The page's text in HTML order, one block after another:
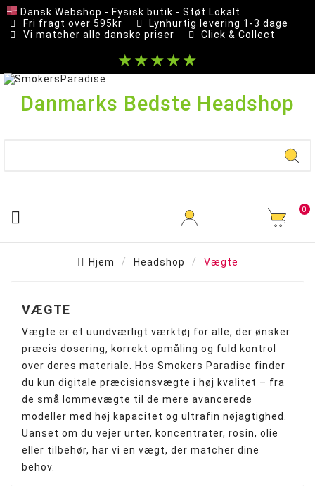
Dansk Webshop - Fysisk butik - Støt Lokalt
Fri fragt over 595kr
Lynhurtig levering 1-3 dage
Vi matcher alle danske priser
Click & Collect
★★★★★
Danmarks Bedste Headshop
 0
Hjem Headshop Vægte
VÆGTE
Vægte er et uundværligt værktøj for alle, der ønsker
præcis dosering, korrekt opmåling og fuld kontrol
over deres materiale. Hos Smokers Paradise finder
du kun digitale præcisionsvægte i høj kvalitet – fra
de små lommevægte til de mere avancerede
modeller med høj kapacitet og ultrafin nøjagtighed.
Uanset om du vejer urter, koncentrater, rosin, olie
eller tilbehør, har vi en vægt, der matcher dine
behov.